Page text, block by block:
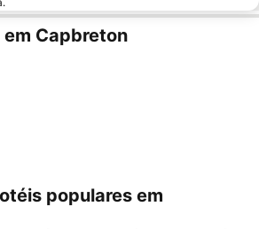
Capbreton
populares em